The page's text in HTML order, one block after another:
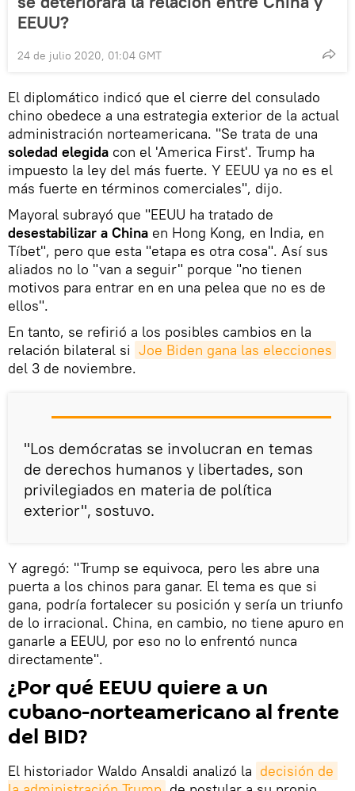
EEUU?
24 de julio 2020, 01:04 GMT
El diplomático indicó que el cierre del consulado
chino obedece a una estrategia exterior de la actual
administración norteamericana. "Se trata de una
soledad elegida con el 'America First'. Trump ha
impuesto la ley del más fuerte. Y EEUU ya no es el
más fuerte en términos comerciales", dijo.
Mayoral subrayó que "EEUU ha tratado de
desestabilizar a China en Hong Kong, en India, en
Tíbet", pero que esta "etapa es otra cosa". Así sus
aliados no lo "van a seguir" porque "no tienen
motivos para entrar en en una pelea que no es de
ellos".
En tanto, se refirió a los posibles cambios en la
relación bilateral si Joe Biden gana las elecciones
del 3 de noviembre.
"Los demócratas se involucran en temas
de derechos humanos y libertades, son
privilegiados en materia de política
exterior", sostuvo.
Y agregó: "Trump se equivoca, pero les abre una
puerta a los chinos para ganar. El tema es que si
gana, podría fortalecer su posición y sería un triunfo
de lo irracional. China, en cambio, no tiene apuro en
ganarle a EEUU, por eso no lo enfrentó nunca
directamente".
¿Por qué EEUU quiere a un
cubano-norteamericano al frente
del BID?
El historiador Waldo Ansaldi analizó la decisión de